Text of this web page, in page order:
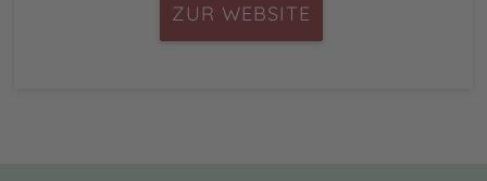
ZUR WEBSITE